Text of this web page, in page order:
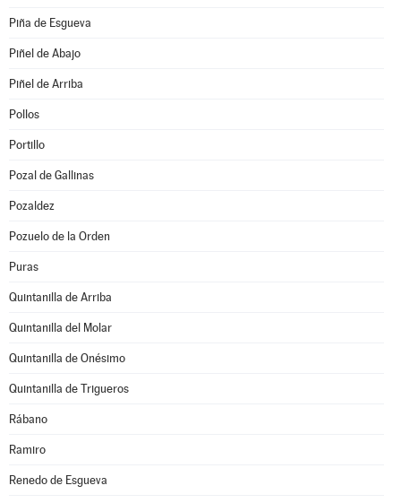
Piña de Esgueva
Piñel de Abajo
Piñel de Arriba
Pollos
Portillo
Pozal de Gallinas
Pozaldez
Pozuelo de la Orden
Puras
Quintanilla de Arriba
Quintanilla del Molar
Quintanilla de Onésimo
Quintanilla de Trigueros
Rábano
Ramiro
Renedo de Esgueva